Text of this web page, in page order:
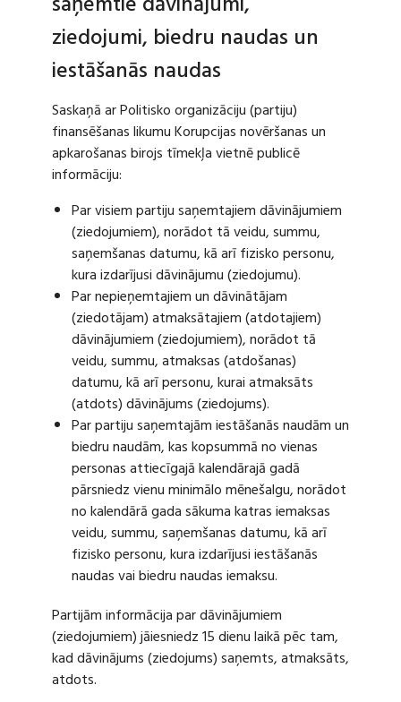
ziedojumi, biedru naudas un
iestāšanās naudas
Saskaņā ar Politisko organizāciju (partiju)
finansēšanas likumu Korupcijas novēršanas un
apkarošanas birojs tīmekļa vietnē publicē
informāciju:
Par visiem partiju saņemtajiem dāvinājumiem
(ziedojumiem), norādot tā veidu, summu,
saņemšanas datumu, kā arī fizisko personu,
kura izdarījusi dāvinājumu (ziedojumu).
Par nepieņemtajiem un dāvinātājam
(ziedotājam) atmaksātajiem (atdotajiem)
dāvinājumiem (ziedojumiem), norādot tā
veidu, summu, atmaksas (atdošanas)
datumu, kā arī personu, kurai atmaksāts
(atdots) dāvinājums (ziedojums).
Par partiju saņemtajām iestāšanās naudām un
biedru naudām, kas kopsummā no vienas
personas attiecīgajā kalendārajā gadā
pārsniedz vienu minimālo mēnešalgu, norādot
no kalendārā gada sākuma katras iemaksas
veidu, summu, saņemšanas datumu, kā arī
fizisko personu, kura izdarījusi iestāšanās
naudas vai biedru naudas iemaksu.
Partijām informācija par dāvinājumiem
(ziedojumiem) jāiesniedz 15 dienu laikā pēc tam,
kad dāvinājums (ziedojums) saņemts, atmaksāts,
atdots.